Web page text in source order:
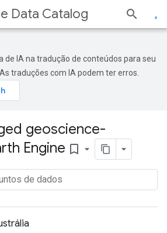
Data Catalog
de IA na tradução de conteúdos para seu
traduções com IA podem ter erros.
geoscience-
Engine bookmark_border